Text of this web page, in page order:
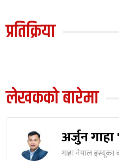
प्रतिक्रिया
लेखकको बारेमा
अर्जुन
गाहा नेपाल इस्यूका